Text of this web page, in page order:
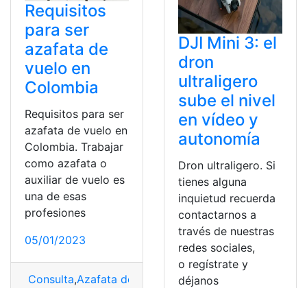
Requisitos
para ser
azafata de
vuelo en
Colombia
Requisitos para ser
azafata de vuelo en
Colombia. Trabajar
como azafata o
auxiliar de vuelo es
una de esas
profesiones
05/01/2023
Consulta,Azafata de vuelo en Colombia
DJI Mini 3: el
dron
ultraligero
sube el nivel
en vídeo y
autonomía
Dron ultraligero. Si
tienes alguna
inquietud recuerda
contactarnos a
través de nuestras
redes sociales,
o regístrate y
déjanos